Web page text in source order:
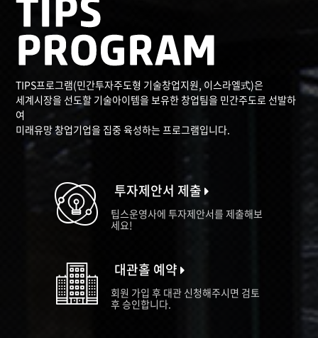
TIPS프로그램(민간투자주도형 기술창업지원, 이스라엘式)은
세계시장을 선도할 기술아이템을 보유한 창업팀을 민간주도로 선발하
여
미래유망 창업기업을 집중 육성하는 프로그램입니다.
투자제안서 제출
팁스운영사에 투자제안서를 제출해보
세요!
대관홀 예약
회원 가입 후 대관 신청해주시면 검토
후 승인합니다.